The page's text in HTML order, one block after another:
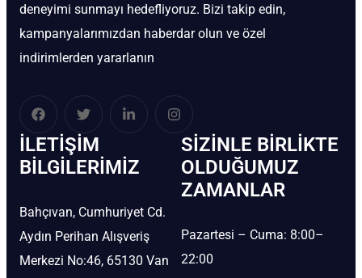
deneyimi sunmayı hedefliyoruz. Bizi takip edin,
kampanyalarımızdan haberdar olun ve özel
indirimlerden yararlanın
İLETIŞIM
BİLGILERIMIZ
Bahçıvan, Cumhuriyet Cd.
Aydın Perihan Alışveriş
Merkezi No:46, 65130 Van
SIZINLE BIRLIKTE
OLDUĞUMUZ
ZAMANLAR
Pazartesi – Cuma: 8:00–
22:00